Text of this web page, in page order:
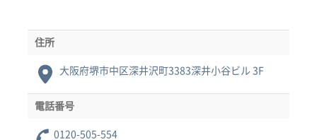
住所
大阪府堺市中区深井沢町3383深井小谷ビル 3F
電話番号
0120-505-554